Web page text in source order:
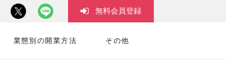
業態別の開業方法 その他
無料会員登録